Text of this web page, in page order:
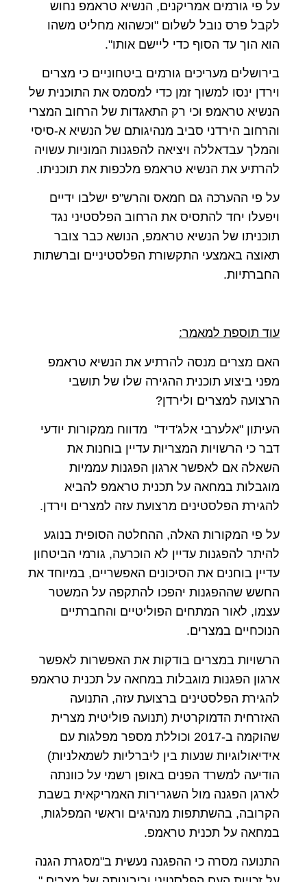
על פי גורמים אמריקנים, הנשיא טראמפ נחוש
לקבל פרס נובל לשלום "וכשהוא מחליט משהו
הוא הוך עד הסוף כדי ליישם אותו".
בירושלים מעריכים גורמים ביטחוניים כי מצרים
וירדן ינסו למשוך זמן כדי למסמס את התוכנית של
הנשיא טראמפ וכי רק התאגדות של הרחוב המצרי
והרחוב הירדני סביב מנהיגותם של הנשיא א-סיסי
והמלך עבדאללה ויציאה להפגנות המוניות עשויה
להרתיע את הנשיא טראמפ מלכפות את תוכניתו.
על פי ההערכה גם חמאס והרש"פ ישלבו ידיים
ויפעלו יחד להתסיס את הרחוב הפלסטיני נגד
תוכניתו של הנשיא טראמפ, הנושא כבר צובר
תאוצה באמצעי התקשורת הפלסטיניים וברשתות
החברתיות.
עוד תוספת למאמר:
האם מצרים מנסה להרתיע את הנשיא טראמפ
מפני ביצוע תוכנית ההגירה שלו של תושבי
הרצועה למצרים ולירדן?
העיתון "אלערבי אלג'דיד" מדווח ממקורות יודעי
דבר כי הרשויות המצריות עדיין בוחנות את
השאלה אם לאפשר ארגון הפגנות עממיות
מוגבלות במחאה על תכנית טראמפ להביא
להגירת הפלסטינים מרצועת עזה למצרים וירדן.
על פי המקורות האלה, ההחלטה הסופית בנוגע
להיתר להפגנות עדיין לא הוכרעה, גורמי הביטחון
עדיין בוחנים את הסיכונים האפשריים, במיוחד את
החשש שההפגנות יהפכו להתקפה על המשטר
עצמו, לאור המתחים הפוליטיים והחברתיים
הנוכחיים במצרים.
הרשויות במצרים בודקות את האפשרות לאפשר
ארגון הפגנות מוגבלות במחאה על תכנית טראמפ
להגירת הפלסטינים ברצועת עזה, התנועה
האזרחית הדמוקרטית (תנועה פוליטית מצרית
שהוקמה ב-2017 וכוללת מספר מפלגות עם
אידיאולוגיות שנעות בין ליברליות לשמאלניות)
הודיעה למשרד הפנים באופן רשמי על כוונתה
לארגן הפגנה מול השגרירות האמריקאית בשבת
הקרובה, בהשתתפות מנהיגים וראשי המפלגות,
במחאה על תכנית טראמפ.
התנועה מסרה כי ההפגנה נעשית ב"מסגרת הגנה